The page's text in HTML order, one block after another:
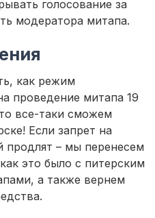
голосование за
модератора митапа.
как режим
проведение митапа 19
все-таки сможем
Если запрет на
продлят – мы перенесем
это было с питерским
а также вернем